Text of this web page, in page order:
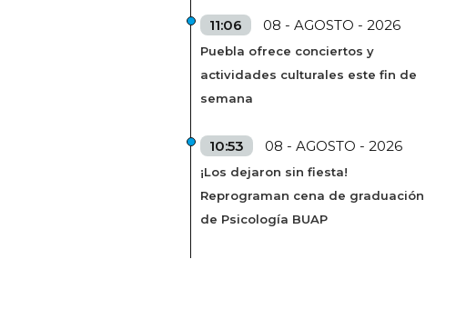
11:06 08 - AGOSTO - 2026
Puebla ofrece conciertos y
actividades culturales este fin de
semana
10:53 08 - AGOSTO - 2026
¡Los dejaron sin fiesta!
Reprograman cena de graduación
de Psicología BUAP